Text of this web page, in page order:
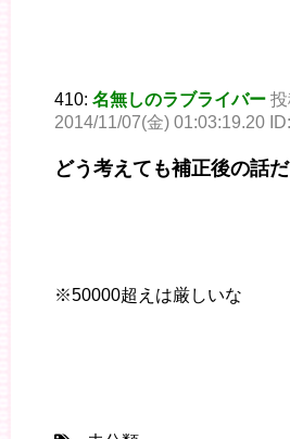
410: 名無しのラブライバー 投
2014/11/07(金) 01:03:19.20
どう考えても補正後の話
※50000超えは厳しいな